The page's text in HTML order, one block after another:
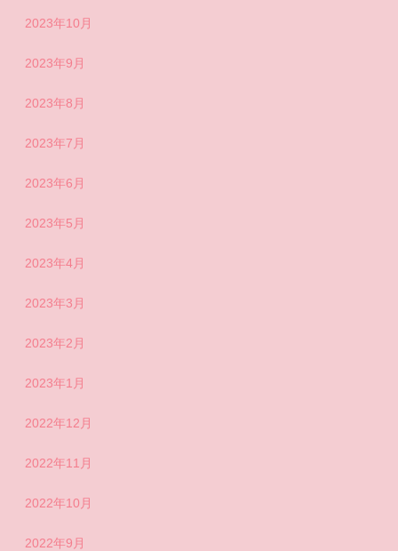
2023年10月
2023年9月
2023年8月
2023年7月
2023年6月
2023年5月
2023年4月
2023年3月
2023年2月
2023年1月
2022年12月
2022年11月
2022年10月
2022年9月